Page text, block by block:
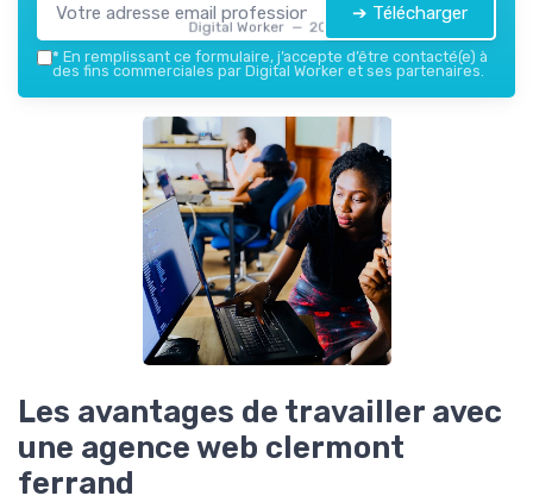
Digital Worker — 2026
➔ Télécharger
* En remplissant ce formulaire, j’accepte d’être contacté(e) à
des fins commerciales par Digital Worker et ses partenaires.
Les avantages de travailler avec
une agence web clermont
ferrand